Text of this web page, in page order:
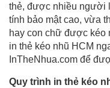
thẻ, được nhiều người
tính bảo mật cao, vừa
hay con chữ được kéo
in thẻ kéo nhũ HCM
InTheNhua.com để
Quy trình in thẻ kéo